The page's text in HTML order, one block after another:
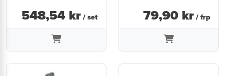
548,54 kr / set 79,90 kr / frp